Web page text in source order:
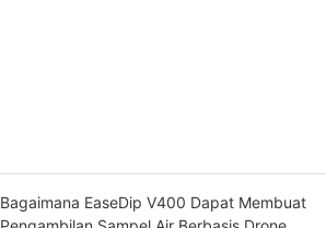
Bagaimana EaseDip V400 Dapat Membuat